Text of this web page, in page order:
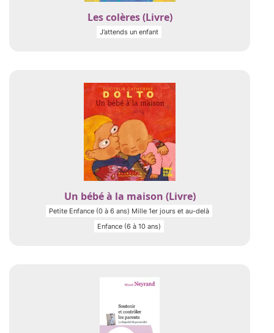
Les colères (Livre)
J’attends un enfant
Un bébé à la maison (Livre)
Petite Enfance (0 à 6 ans) Mille 1er jours et au-delà
Enfance (6 à 10 ans)